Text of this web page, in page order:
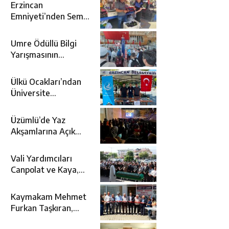
Erzincan
Emniyeti’nden Semt
Bilgilendirme
Faaliyeti
Umre Ödüllü Bilgi
Yarışmasının
Topraklara
Uğurlandı
Ülkü Ocakları’ndan
Üniversite
Desteği
Üzümlü’de Yaz
Akşamlarına Açık
Kattı
Vali Yardımcıları
Canpolat ve Kaya,
Cenaze Törenine
Katıldı
Kaymakam Mehmet
Furkan Taşkıran,